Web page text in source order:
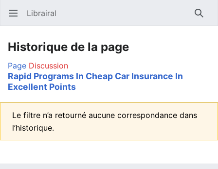
Ouvrir le menu principal Librairal
Historique de la page
Page Discussion
Rapid Programs In Cheap Car Insurance In
Excellent Points
Le filtre n’a retourné aucune correspondance dans
l’historique.